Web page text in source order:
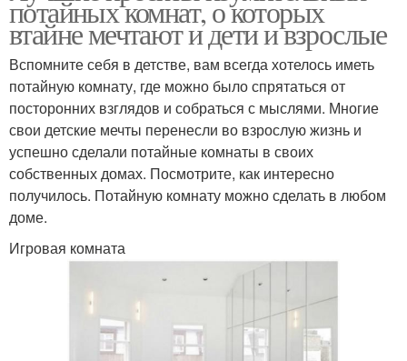
потайных комнат, о которых
втайне мечтают и дети и взрослые
Вспомните себя в детстве, вам всегда хотелось иметь
потайную комнату, где можно было спрятаться от
посторонних взглядов и собраться с мыслями. Многие
свои детские мечты перенесли во взрослую жизнь и
успешно сделали потайные комнаты в своих
собственных домах. Посмотрите, как интересно
получилось. Потайную комнату можно сделать в любом
доме.
Игровая комната